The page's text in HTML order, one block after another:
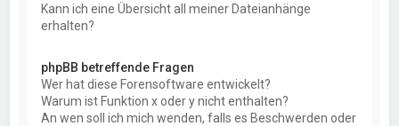
Kann ich eine Übersicht all meiner Dateianhänge
erhalten?
phpBB betreffende Fragen
Wer hat diese Forensoftware entwickelt?
Warum ist Funktion x oder y nicht enthalten?
An wen soll ich mich wenden, falls es Beschwerden oder